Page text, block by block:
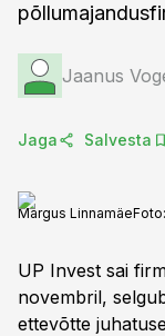
Jaanus
Jaga Salvesta
Margus LinnamäeFoto:
UP Invest sai
novembril,
ettevõtte